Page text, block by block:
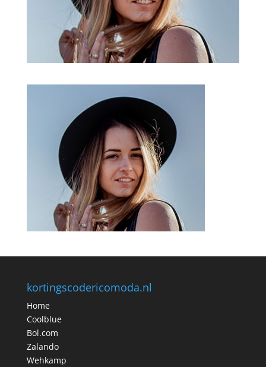
kortingscodericomoda.nl
Home
Coolblue
Bol.com
Zalando
Wehkamp